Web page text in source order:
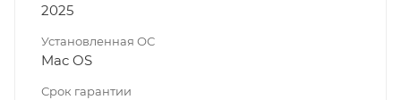
2025
Установленная ОС
Mac OS
Срок гарантии